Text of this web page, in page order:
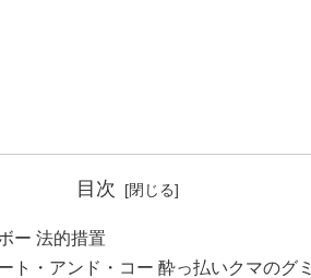
目次
ー 法的措置
ト・アンド・コー 酔っ払いクマのグミ